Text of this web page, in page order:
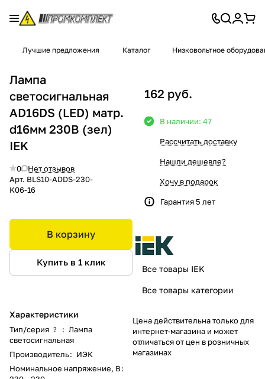
Лучшие предложения Каталог Низковольтное
Лампа
светосигнальная
AD16DS (LED) матр.
d16мм 230В (зел)
IEK
0
Нет отзывов
Арт. BLS10-ADDS-230-
K06-16
В корзину
Купить в 1 клик
Характеристики
Тип/серия ? : Лампа
светосигнальная
Производитель: ИЭК
Номинальное напряжение, В:
162 руб.
В наличии: 47
Рассчитать доставку
Нашли дешевле?
Хочу в подарок
Гарантия 5 лет
Все товары IEK
Все товары категории
Цена действительна только для
интернет-магазина и может
отличаться от цен в розничных
магазинах